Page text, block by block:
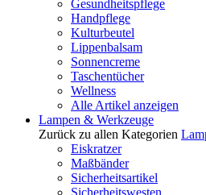
Gesundheitspflege
Handpflege
Kulturbeutel
Lippenbalsam
Sonnencreme
Taschentücher
Wellness
Alle Artikel anzeigen
Lampen & Werkzeuge
Zurück zu allen Kategorien
Eiskratzer
Maßbänder
Sicherheitsartikel
Sicherheitswesten